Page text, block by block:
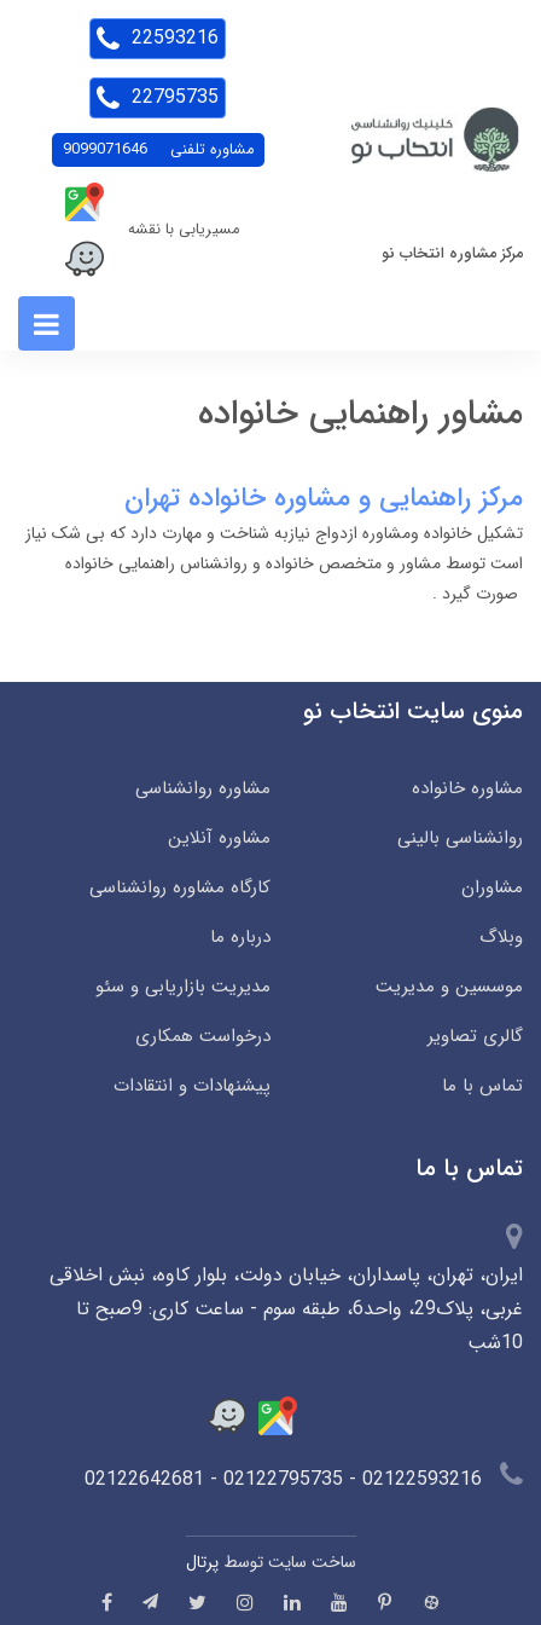
مرکز مشاوره انتخاب نو
مشاوره تلفنی 9099071646
مسیریابی با نقشه
22593216
22795735
مشاور راهنمایی خانواده
مرکز راهنمایی و مشاوره خانواده تهران
تشکیل خانواده ومشاوره ازدواج نیازبه شناخت و مهارت دارد که بی شک نیاز
است توسط مشاور و متخصص خانواده و روانشناس راهنمایی خانواده
صورت گیرد .
منوی سایت انتخاب نو
مشاوره خانواده
مشاوره روانشناسی
روانشناسی بالینی
مشاوره آنلاین
مشاوران
کارگاه مشاوره روانشناسی
وبلاگ
درباره ما
موسسین و مدیریت
مدیریت بازاریابی و سئو
گالری تصاویر
درخواست همکاری
تماس با ما
پیشنهادات و انتقادات
تماس با ما
ایران، تهران، پاسداران، خیابان دولت، بلوار کاوه، نبش اخلاقی
غربی، پلاک29، واحد6، طبقه سوم - ساعت کاری: 9صبح تا
10شب
ساخت سایت توسطپرتال